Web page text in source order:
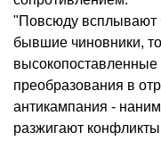
"Повсюду всплывают
бывшие чиновники,
преобразования в
антикампания -
разжигают